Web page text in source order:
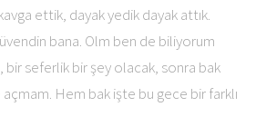
ettik, dayak yedik dayak attık.
bana. Olm ben de biliyorum
bir seferlik bir şey olacak, sonra bak
Hem bak işte bu gece bir farklı